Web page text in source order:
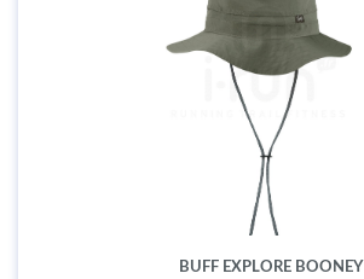
BUFF EXPLORE BOONEY